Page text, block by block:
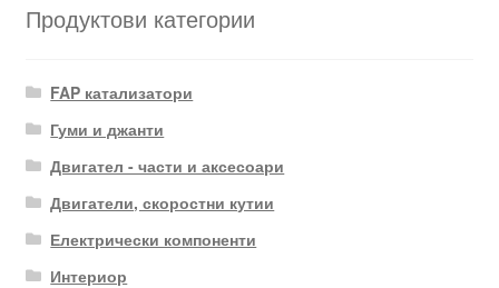
Продуктови категории
FAP катализатори
Гуми и джанти
Двигател - части и аксесоари
Двигатели, скоростни кутии
Електрически компоненти
Интериор